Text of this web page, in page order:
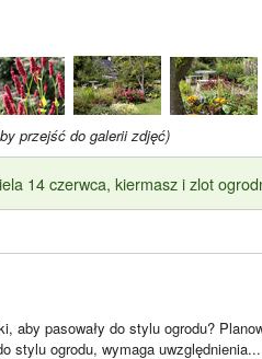
przejść do galerii zdjęć)
14 czerwca, kiermasz i zlot
aby pasowały do stylu ogrodu?
stylu ogrodu, wymaga uwzględnienia...